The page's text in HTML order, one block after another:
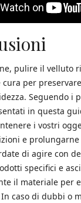
pulire il velluto
per
Seguendo i
in questa
i vostri
e
di agire con
specifici e
il materiale per
caso di dubbi o